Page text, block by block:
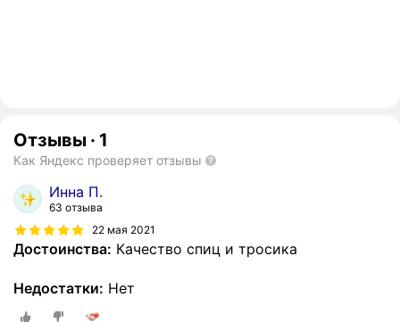
Отзывы · 1
Как Яндекс проверяет отзывы
Инна П.
63 отзыва
22 мая 2021
Достоинства: Качество спиц и тросика
Недостатки: Нет